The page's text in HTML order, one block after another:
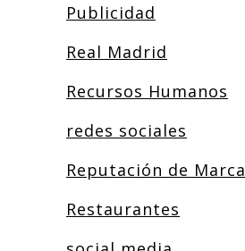
Publicidad
Real Madrid
Recursos Humanos
redes sociales
Reputación de Marca
Restaurantes